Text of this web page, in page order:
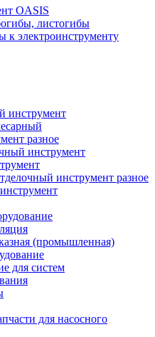
OASIS
листогибы
к электроинструменту
инструмент
разное
инструмент
инструмент разное
(промышленная)
для систем
для насосного